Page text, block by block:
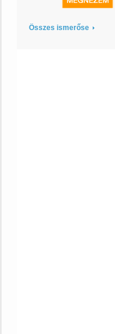
Összes ismerőse